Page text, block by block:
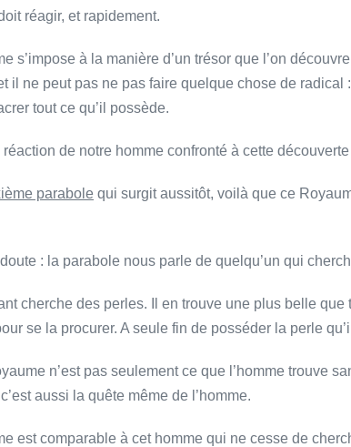
réagir, et rapidement.
s’impose à la manière d’un trésor que l’on
il ne peut pas ne pas faire quelque chose de
tout ce qu’il possède.
réaction de notre homme confronté à cette
parabole qui surgit aussitôt, voilà que ce
: la parabole nous parle de quelqu’un qui
cherche des perles. Il en trouve une plus belle que
se la procurer. A seule fin de posséder la perle
n’est pas seulement ce que l’homme trouve
aussi la quête même de l’homme.
est comparable à cet homme qui ne cesse de